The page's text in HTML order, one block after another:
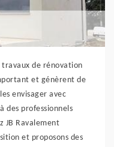
travaux de rénovation
et génèrent de
envisager avec
des professionnels
JB Ravalement
et proposons des